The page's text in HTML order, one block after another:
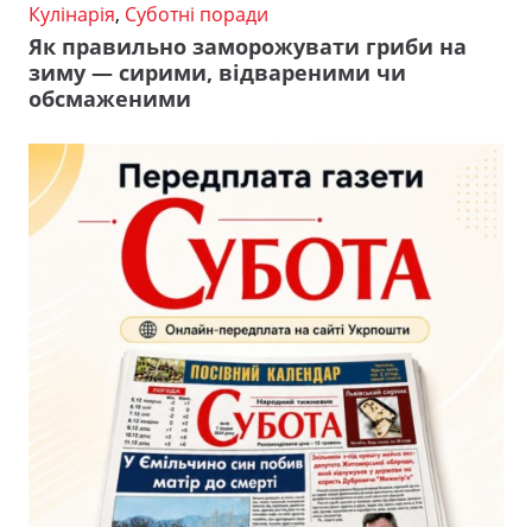
Кулінарія, Суботні поради
Як правильно заморожувати гриби на
зиму — сирими, відвареними чи
обсмаженими